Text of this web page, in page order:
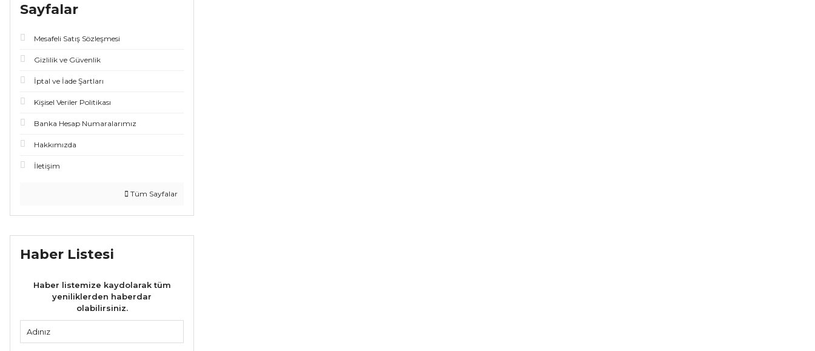
Sayfalar
Mesafeli Satış Sözleşmesi
Gizlilik ve Güvenlik
İptal ve İade Şartları
Kişisel Veriler Politikası
Banka Hesap Numaralarımız
Hakkımızda
İletişim
Tüm Sayfalar
Haber Listesi
Haber listemize kaydolarak tüm
yeniliklerden haberdar
olabilirsiniz.